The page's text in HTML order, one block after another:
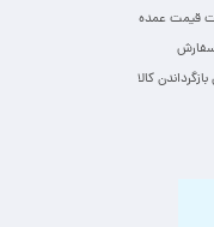
قیمت عمده
کالا